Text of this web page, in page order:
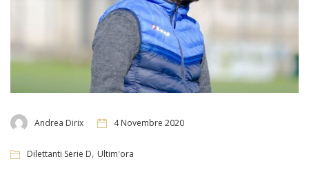
Andrea Dirix 4 Novembre 2020
Dilettanti Serie D, Ultim'ora